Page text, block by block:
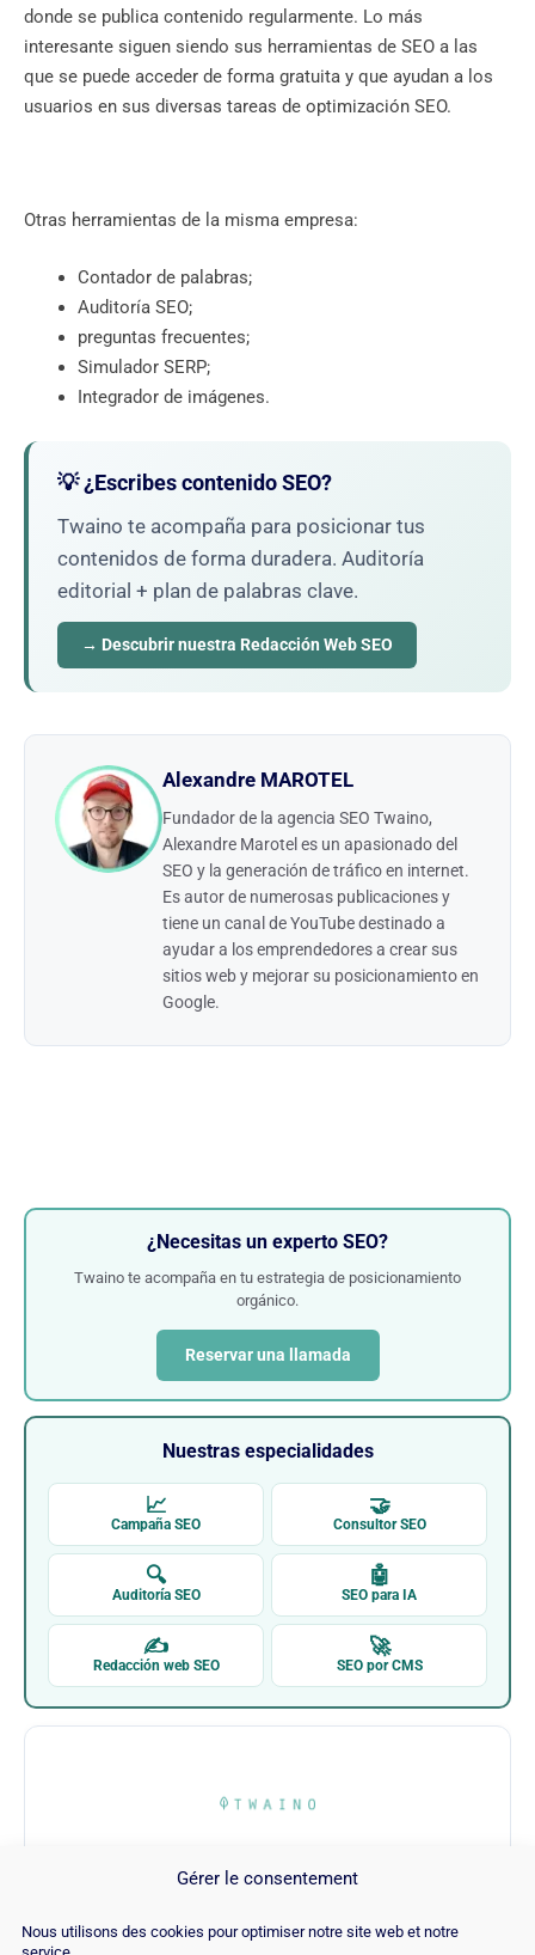
Gérer le consentement
Nous utilisons des cookies pour optimiser notre site web et notre
donde se publica contenido regularmente. Lo más
interesante siguen siendo sus herramientas de SEO a las
que se puede acceder de forma gratuita y que ayudan a los
usuarios en sus diversas tareas de optimización SEO.
Otras herramientas de la misma empresa:
Contador de palabras;
Auditoría SEO;
preguntas frecuentes;
Simulador SERP;
Integrador de imágenes.
💡 ¿Escribes contenido SEO?
Twaino te acompaña para posicionar tus
contenidos de forma duradera. Auditoría
editorial + plan de palabras clave.
→ Descubrir nuestra Redacción Web SEO
Alexandre MAROTEL
Fundador de la agencia SEO Twaino,
Alexandre Marotel es un apasionado del
SEO y la generación de tráfico en internet.
Es autor de numerosas publicaciones y
tiene un canal de YouTube destinado a
ayudar a los emprendedores a crear sus
sitios web y mejorar su posicionamiento en
Google.
¿Necesitas un experto SEO?
Twaino te acompaña en tu estrategia de posicionamiento
orgánico.
Reservar una llamada
Nuestras especialidades
📈
Campaña SEO
🤝
Consultor SEO
🔍
Auditoría SEO
🤖
SEO para IA
✍
Redacción web SEO
🚀
SEO por CMS